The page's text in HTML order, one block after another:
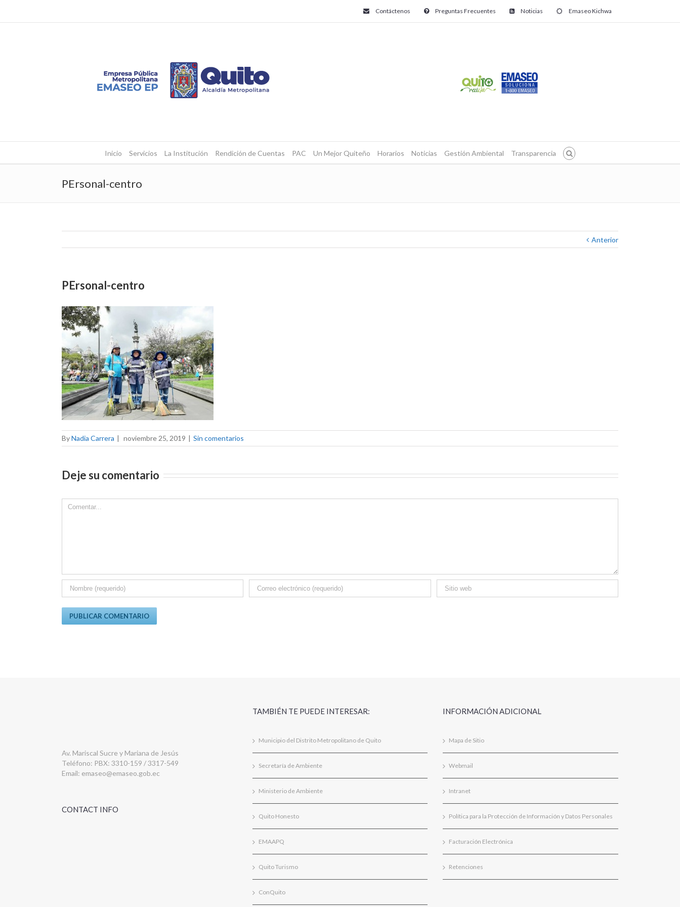
Contáctenos Preguntas Frecuentes Noticias Emaseo Kichwa
Inicio Servicios La Institución Rendición de Cuentas PAC Un Mejor Quiteño Horarios Noticias Gestión Ambiental Transparencia
PErsonal-centro
Anterior
PErsonal-centro
ByNadia Carrera | noviembre 25, 2019 | Sin comentarios
Deje su comentario
Comment
Av. Mariscal Sucre y Mariana de Jesús
Teléfono: PBX: 3310-159 / 3317-549
Email: emaseo@emaseo.gob.ec
CONTACT INFO
TAMBIÉN TE PUEDE INTERESAR:
Municipio del Distrito Metropolitano de Quito
Secretaría de Ambiente
Ministerio de Ambiente
Quito Honesto
EMAAPQ
Quito Turismo
ConQuito
INFORMACIÓN ADICIONAL
Mapa de Sitio
Webmail
Intranet
Política para la Protección de Información y Datos Personales
Facturación Electrónica
Retenciones